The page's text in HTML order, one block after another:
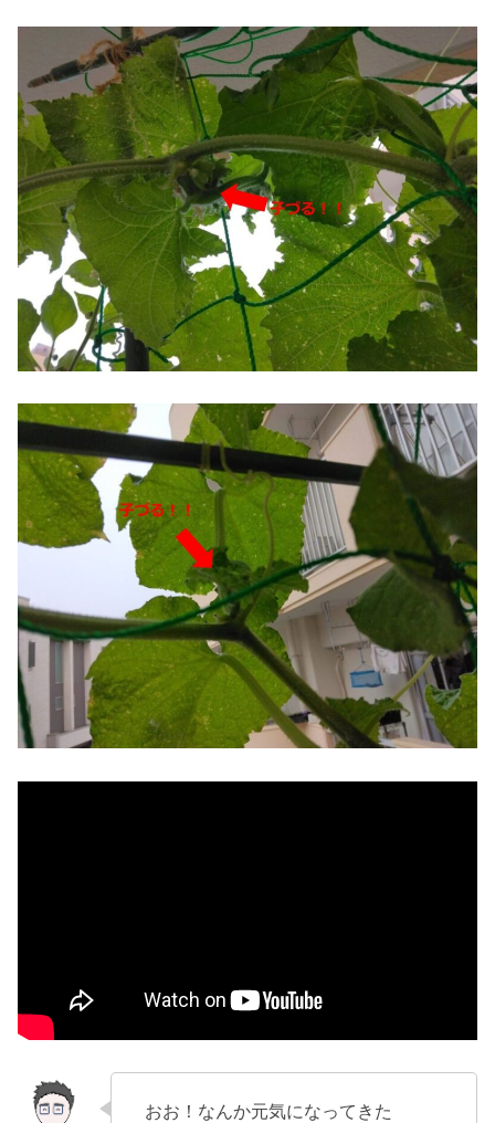
おお！なんか元気になってきた